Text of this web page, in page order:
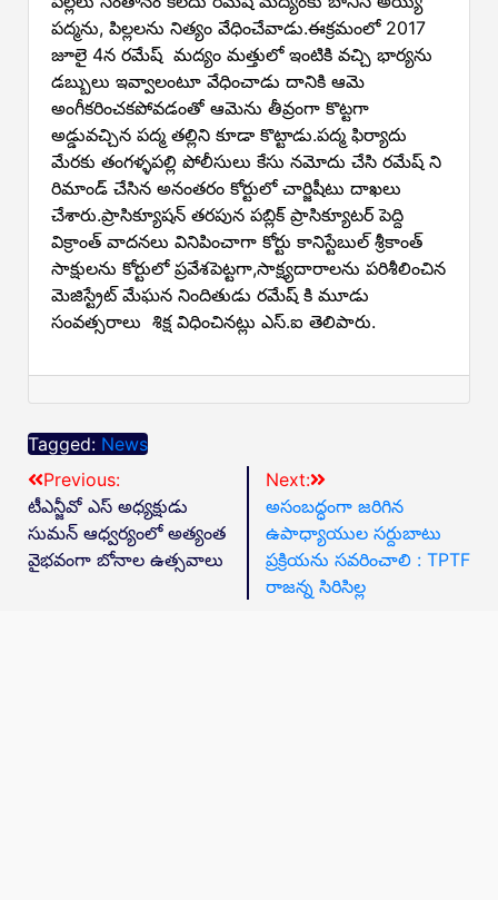
పద్మను, పిల్లలను నిత్యం వేధించేవాడు.ఈక్రమంలో 2017
జూలై 4న రమేష్ మద్యం మత్తులో ఇంటికి వచ్చి భార్యను
డబ్బులు ఇవ్వాలంటూ వేధించాడు దానికి ఆమె
అంగీకరించకపోవడంతో ఆమెను తీవ్రంగా కొట్టగా
అడ్డువచ్చిన పద్మ తల్లిని కూడా కొట్టాడు.పద్మ ఫిర్యాదు
మేరకు తంగళ్ళపల్లి పోలీసులు కేసు నమోదు చేసి రమేష్ ని
రిమాండ్ చేసిన అనంతరం కోర్టులో చార్జిషీటు దాఖలు
చేశారు.ప్రాసిక్యూషన్ తరపున పబ్లిక్ ప్రాసిక్యూటర్ పెద్ది
విక్రాంత్ వాదనలు వినిపించాగా కోర్టు కానిస్టేబుల్ శ్రీకాంత్
సాక్షులను కోర్టులో ప్రవేశపెట్టగా,సాక్ష్యదారాలను పరిశీలించిన
మెజిస్ట్రేట్ మేఘన నిందితుడు రమేష్ కి మూడు
సంవత్సరాలు శిక్ష విధించినట్లు ఎస్.ఐ తెలిపారు.
Tagged: News
Previous:
టీఎన్జీవో ఎస్ అధ్యక్షుడు
సుమన్ ఆధ్వర్యంలో అత్యంత
వైభవంగా బోనాల ఉత్సవాలు
Next:
అసంబద్ధంగా జరిగిన
ఉపాధ్యాయుల సర్దుబాటు
ప్రక్రియను సవరించాలి : TPTF
రాజన్న సిరిసిల్ల